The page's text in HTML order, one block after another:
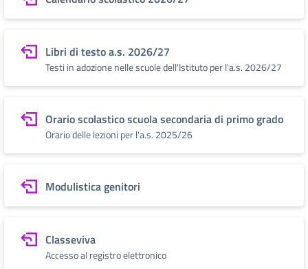
Libri di testo a.s. 2026/27
Testi in adozione nelle scuole dell'Istituto per l'a.s. 2026/27
Orario scolastico scuola secondaria di primo grado
Orario delle lezioni per l'a.s. 2025/26
Modulistica genitori
Classeviva
Accesso al registro elettronico